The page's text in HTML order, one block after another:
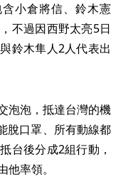
小倉將信、鈴木憲
不過因西野太亮5日
鈴木隼人2人代表出
泡泡，抵達台灣的機
脫口罩、所有動線都
台後分成2組行動，
率領。